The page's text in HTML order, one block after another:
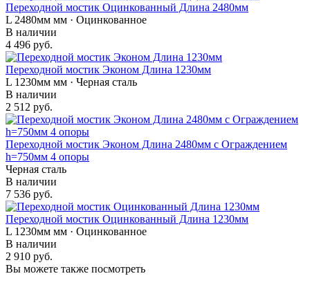
Переходной мостик Оцинкованный Длина 2480мм
L 2480мм мм · Оцинкованное
В наличии
4 496 руб.
Переходной мостик Эконом Длина 1230мм
L 1230мм мм · Черная сталь
В наличии
2 512 руб.
Переходной мостик Эконом Длина 2480мм с Ограждением
h=750мм 4 опоры
Черная сталь
В наличии
7 536 руб.
Переходной мостик Оцинкованный Длина 1230мм
L 1230мм мм · Оцинкованное
В наличии
2 910 руб.
Вы можете также посмотреть